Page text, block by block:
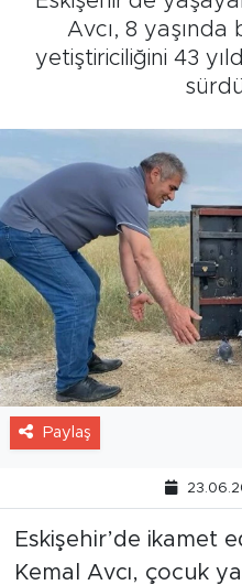
Avcı, 8 yaşında
yetiştiriciliğini 43
Paylaş
Eskişehir’de ikamet
Kemal Avcı, çocuk